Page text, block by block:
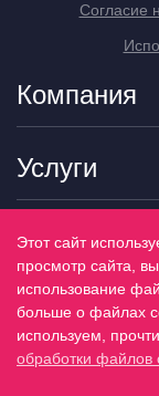
Согласие
Компания
Услуги
Контакты
Цены на сайте не
определяется
Этот сайт
просмотр сайта,
использование
больше о файлах
используем,
обработки файлов